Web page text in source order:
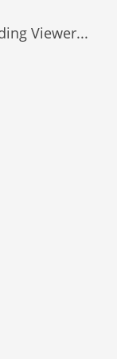
Viewer...